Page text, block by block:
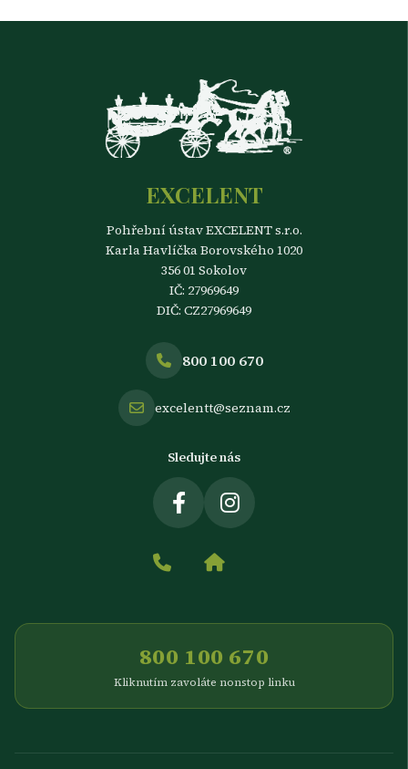
EXCELENT
Pohřební ústav EXCELENT s.r.o.
Karla Havlíčka Borovského 1020
356 01 Sokolov
IČ: 27969649
DIČ: CZ27969649
800 100 670
excelentt@seznam.cz
Sledujte nás
800 100 670
Kliknutím zavoláte nonstop linku